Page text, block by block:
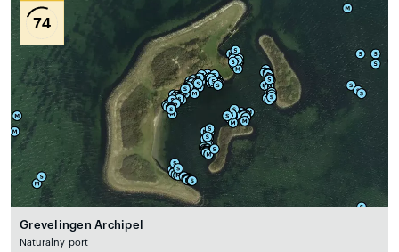
74
Grevelingen Archipel
Naturalny port